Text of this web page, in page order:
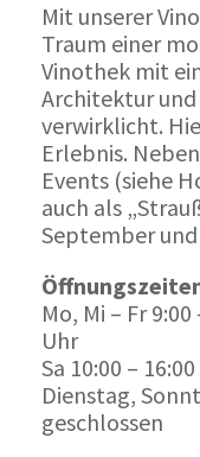
Mit unserer
Traum einer
Vinothek mit
Architektur
verwirklicht.
Erlebnis.
Events (siehe
auch als
September
Mo, Mi – Fr
Uhr
Sa 10:00 –
Dienstag,
geschlossen